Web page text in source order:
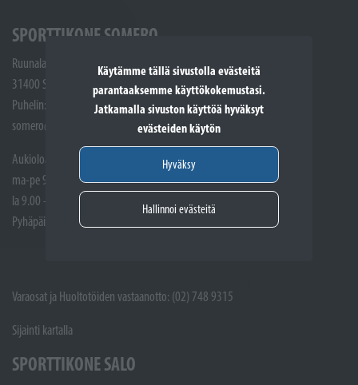
Käytämme tällä sivustolla evästeitä
parantaaksemme käyttökokemustasi.
Jatkamalla sivuston käyttöä hyväksyt
evästeiden käytön
Hyväksy
Hallinnoi evästeitä
SPORTTIKONE SOMERO
Ruunalantie 5
31400 Somero
Puhelin: (02) 748 9300
somero@sporttikone.fi
Aukioloajat
ma-pe 9.00 - 17.00
la 9.00 - 14.00
Pyhäpäivät suljettuna
Varaosat ja Huoltotöiden vastaanotto: (02) 748 9315
Sijainti kartalla
SPORTTIKONE SALO